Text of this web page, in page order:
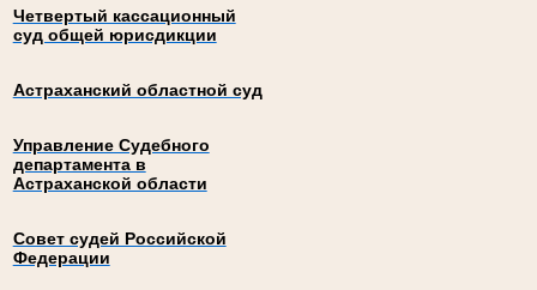
Четвертый кассационный
суд общей юрисдикции
Астраханский областной суд
Управление Судебного
департамента в
Астраханской области
Совет судей Российской
Федерации